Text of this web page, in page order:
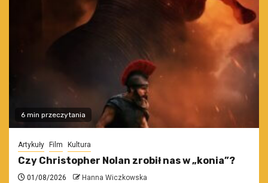
6 min przeczytania
Artykuły Film Kultura
Czy Christopher Nolan zrobił nas w „konia”?
01/08/2026 Hanna Wiczkowska